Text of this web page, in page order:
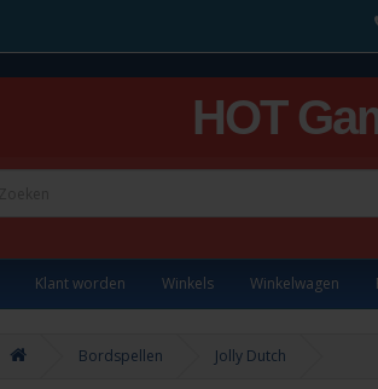
HOT
Klant worden Winkels Winkelwagen
Bordspellen Jolly Dutch